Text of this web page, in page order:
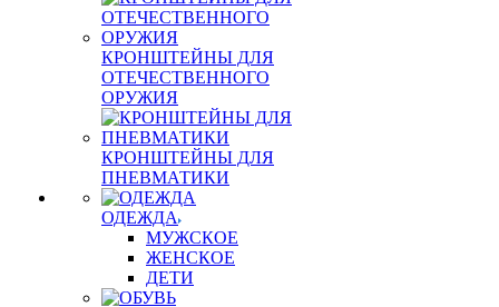
КРОНШТЕЙНЫ ДЛЯ
ОТЕЧЕСТВЕННОГО
ОРУЖИЯ
КРОНШТЕЙНЫ ДЛЯ
ПНЕВМАТИКИ
ОДЕЖДА
МУЖСКОЕ
ЖЕНСКОЕ
ДЕТИ